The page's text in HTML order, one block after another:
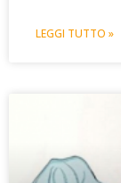
LEGGI TUTTO »